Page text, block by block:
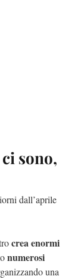
sono,
dall’aprile
crea enormi
numerosi
una